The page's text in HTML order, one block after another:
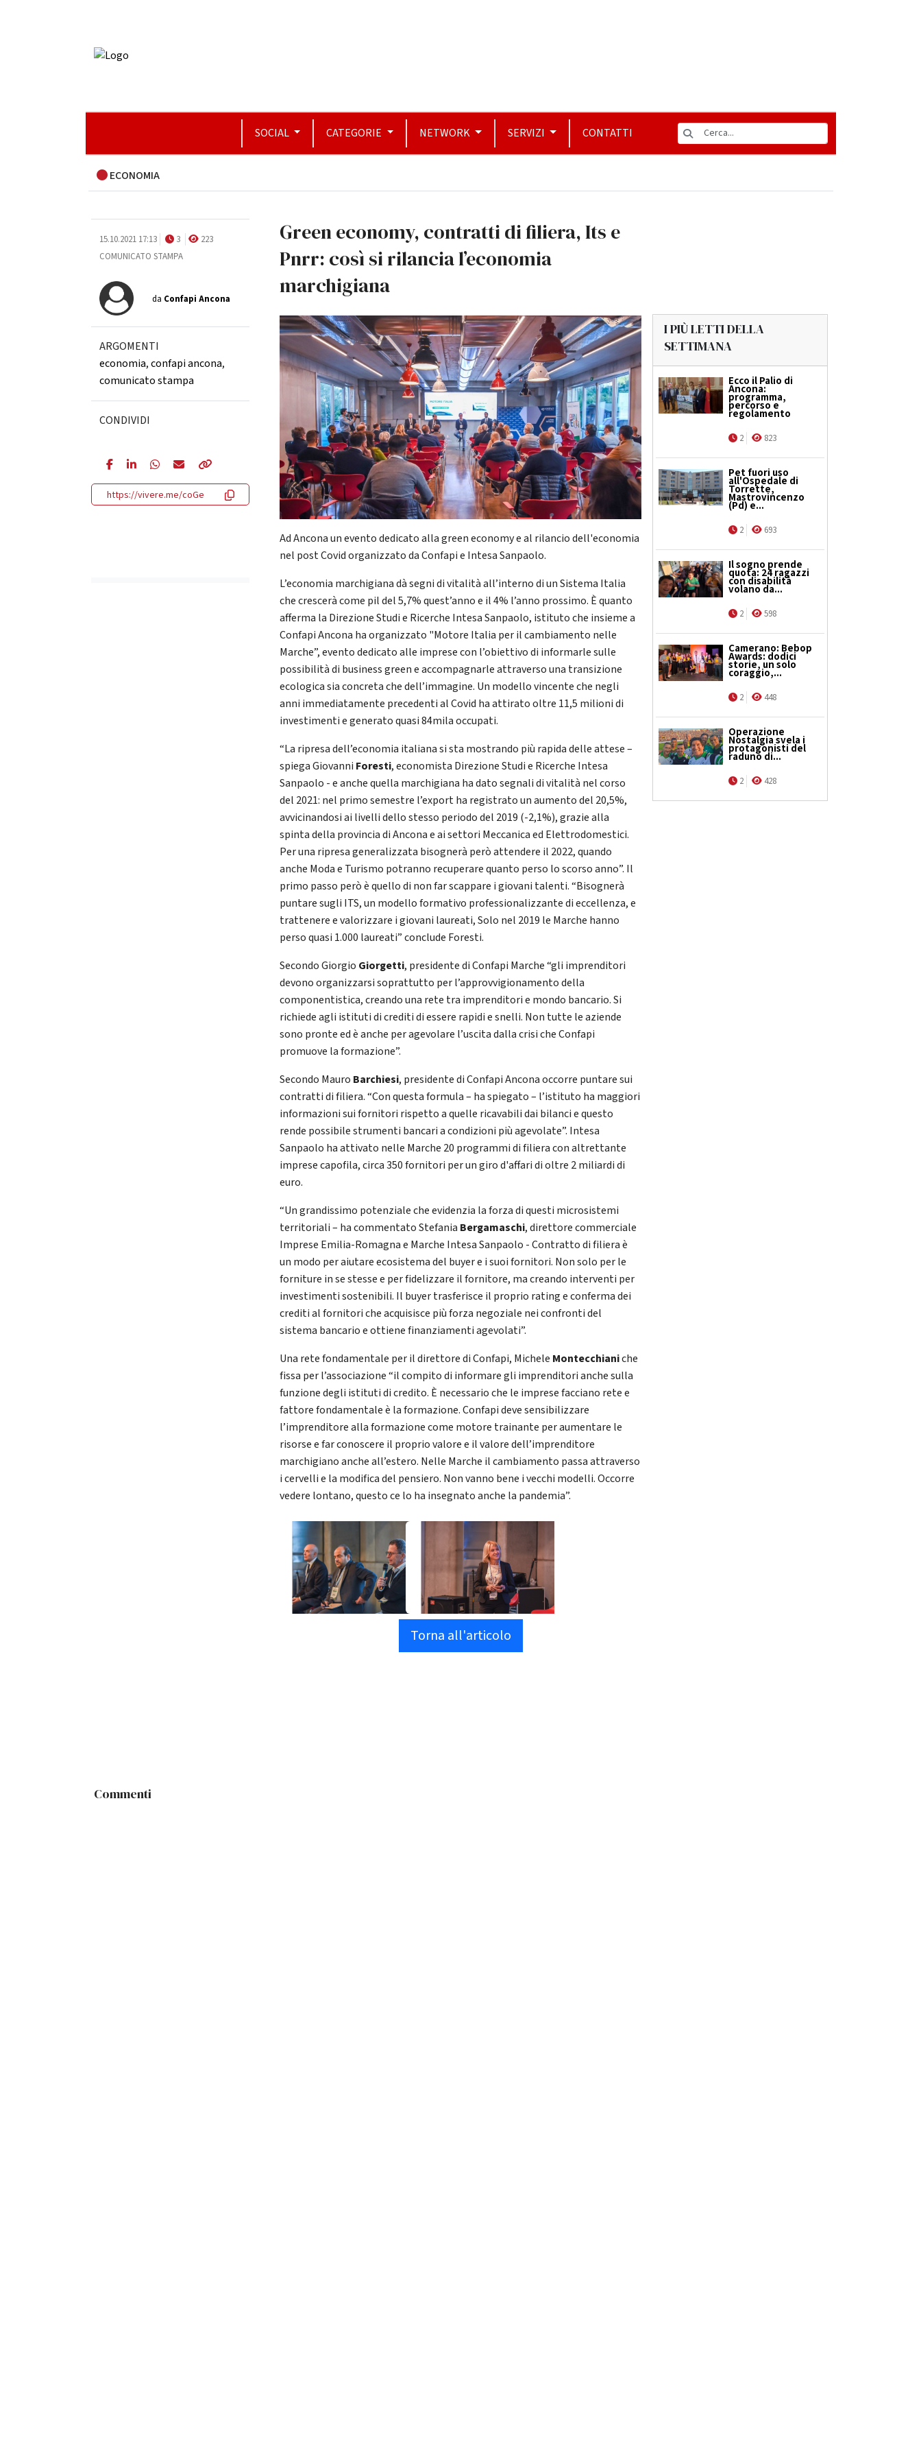
SOCIAL CATEGORIE NETWORK SERVIZI CONTATTI
ECONOMIA
15.10.2021 17:13 3
223
COMUNICATO STAMPA
da Confapi Ancona
ARGOMENTI
economia,confapi ancona,
comunicato stampa
CONDIVIDI
https://vivere.me/coGe
Green economy, contratti di filiera, Its e
Pnrr: così si rilancia l’economia
marchigiana
Ad Ancona un evento dedicato alla green economy e al rilancio dell'economia
nel post Covid organizzato da Confapi e Intesa Sanpaolo.
L’economia marchigiana dà segni di vitalità all’interno di un Sistema Italia
che crescerà come pil del 5,7% quest’anno e il 4% l’anno prossimo. È quanto
afferma la Direzione Studi e Ricerche Intesa Sanpaolo, istituto che insieme a
Confapi Ancona ha organizzato "Motore Italia per il cambiamento nelle
Marche”, evento dedicato alle imprese con l’obiettivo di informarle sulle
possibilità di business green e accompagnarle attraverso una transizione
ecologica sia concreta che dell’immagine. Un modello vincente che negli
anni immediatamente precedenti al Covid ha attirato oltre 11,5 milioni di
investimenti e generato quasi 84mila occupati.
“La ripresa dell’economia italiana si sta mostrando più rapida delle attese –
spiega Giovanni Foresti, economista Direzione Studi e Ricerche Intesa
Sanpaolo - e anche quella marchigiana ha dato segnali di vitalità nel corso
del 2021: nel primo semestre l’export ha registrato un aumento del 20,5%,
avvicinandosi ai livelli dello stesso periodo del 2019 (-2,1%), grazie alla
spinta della provincia di Ancona e ai settori Meccanica ed Elettrodomestici.
Per una ripresa generalizzata bisognerà però attendere il 2022, quando
anche Moda e Turismo potranno recuperare quanto perso lo scorso anno”. Il
primo passo però è quello di non far scappare i giovani talenti. “Bisognerà
puntare sugli ITS, un modello formativo professionalizzante di eccellenza, e
trattenere e valorizzare i giovani laureati, Solo nel 2019 le Marche hanno
perso quasi 1.000 laureati” conclude Foresti.
Secondo Giorgio Giorgetti, presidente di Confapi Marche “gli imprenditori
devono organizzarsi soprattutto per l’approvvigionamento della
componentistica, creando una rete tra imprenditori e mondo bancario. Si
richiede agli istituti di crediti di essere rapidi e snelli. Non tutte le aziende
sono pronte ed è anche per agevolare l’uscita dalla crisi che Confapi
promuove la formazione”.
Secondo Mauro Barchiesi, presidente di Confapi Ancona occorre puntare sui
contratti di filiera. “Con questa formula – ha spiegato – l’istituto ha maggiori
informazioni sui fornitori rispetto a quelle ricavabili dai bilanci e questo
rende possibile strumenti bancari a condizioni più agevolate”. Intesa
Sanpaolo ha attivato nelle Marche 20 programmi di filiera con altrettante
imprese capofila, circa 350 fornitori per un giro d'affari di oltre 2 miliardi di
euro.
“Un grandissimo potenziale che evidenzia la forza di questi microsistemi
territoriali – ha commentato Stefania Bergamaschi, direttore commerciale
Imprese Emilia-Romagna e Marche Intesa Sanpaolo - Contratto di filiera è
un modo per aiutare ecosistema del buyer e i suoi fornitori. Non solo per le
forniture in se stesse e per fidelizzare il fornitore, ma creando interventi per
investimenti sostenibili. Il buyer trasferisce il proprio rating e conferma dei
crediti al fornitori che acquisisce più forza negoziale nei confronti del
sistema bancario e ottiene finanziamenti agevolati”.
Una rete fondamentale per il direttore di Confapi, Michele Montecchianiche
fissa per l’associazione “il compito di informare gli imprenditori anche sulla
funzione degli istituti di credito. È necessario che le imprese facciano rete e
fattore fondamentale è la formazione. Confapi deve sensibilizzare
l’imprenditore alla formazione come motore trainante per aumentare le
risorse e far conoscere il proprio valore e il valore dell’imprenditore
marchigiano anche all’estero. Nelle Marche il cambiamento passa attraverso
i cervelli e la modifica del pensiero. Non vanno bene i vecchi modelli. Occorre
vedere lontano, questo ce lo ha insegnato anche la pandemia”.
Torna all'articolo
I PIÙ LETTI DELLA
SETTIMANA
Ecco il Palio di
Ancona:
programma,
percorso e
regolamento
2 823
Pet fuori uso
all'Ospedale di
Torrette,
Mastrovincenzo
(Pd) e...
2 693
Il sogno prende
quota: 24 ragazzi
con disabilità
volano da...
2 598
Camerano: Bebop
Awards: dodici
storie, un solo
coraggio,...
2 448
Operazione
Nostalgia svela i
protagonisti del
raduno di...
2 428
Commenti